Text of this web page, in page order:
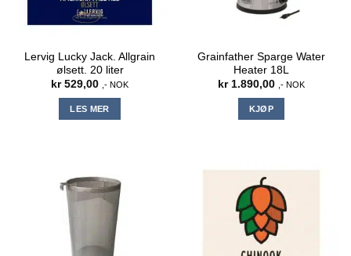
produktsiden
Lervig Lucky Jack. Allgrain
ølsett. 20 liter
kr529,00 ,- NOK
LES MER
Grainfather Sparge Water
Heater 18L
kr1.890,00 ,- NOK
KJØP